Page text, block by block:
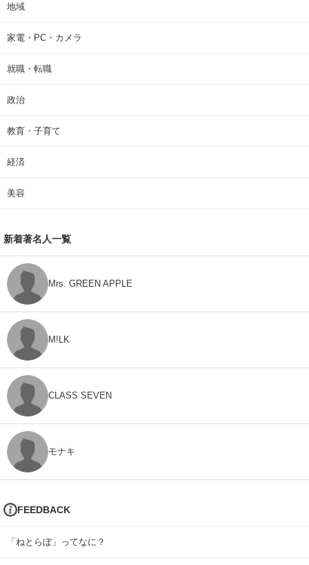
地域
家電・PC・カメラ
就職・転職
政治
教育・子育て
経済
美容
新着著名人一覧
Mrs. GREEN APPLE
M!LK
CLASS SEVEN
モナキ
FEEDBACK
「ねとらぼ」ってなに？